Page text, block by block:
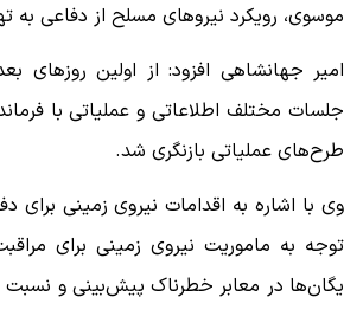
موسوی، رویکرد نیروهای مسلح از دفاعی
جلسات مختلف اطلاعاتی و عملیاتی با
طرح‌های عملیاتی بازنگری شد.
وی با اشاره به اقدامات نیروی زمینی برای
توجه به ماموریت نیروی زمینی برای
یگان‌ها در معابر خطرناک پیش‌بینی و